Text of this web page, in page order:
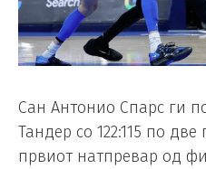
Сан Антонио Спарс ги
Тандер со 122:115 по
првиот натпревар од